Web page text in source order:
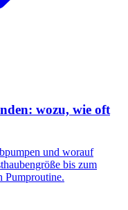
wozu, wie oft
und worauf
bis zum
Pumproutine.